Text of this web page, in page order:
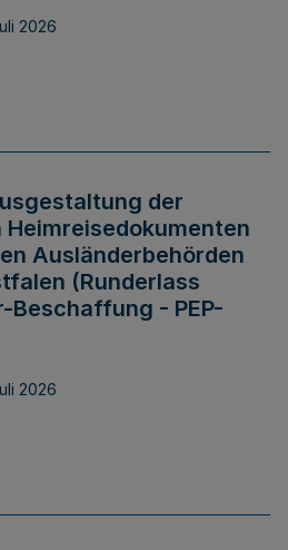
2026
der
Ausländerbehörden
(Runderlass
Beschaffung - PEP-
2026